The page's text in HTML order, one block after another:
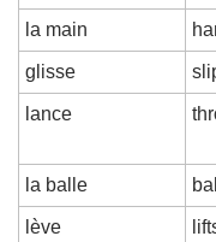
la main
glisse
lance
la balle ball
lève